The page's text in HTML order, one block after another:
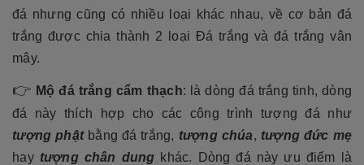
đá nhưng cũng có nhiều loại khác nhau, về cơ bản đá
trắng được chia thành 2 loại Đá trắng và đá trắng vân
mây.
👉 Mộ đá trắng cẩm thạch: là dòng đá trắng tinh, dòng
đá này thích hợp cho các công trình tượng đá như
tượng phật bằng đá trắng, tượng chúa, tượng đức mẹ
hay tượng chân dung khác. Dòng đá này ưu điểm là